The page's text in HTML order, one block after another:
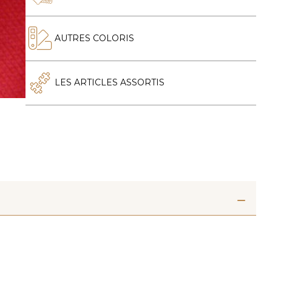
AUTRES COLORIS
LES ARTICLES ASSORTIS